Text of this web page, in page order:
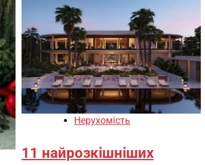
Нерухомість
11 найрозкішніших